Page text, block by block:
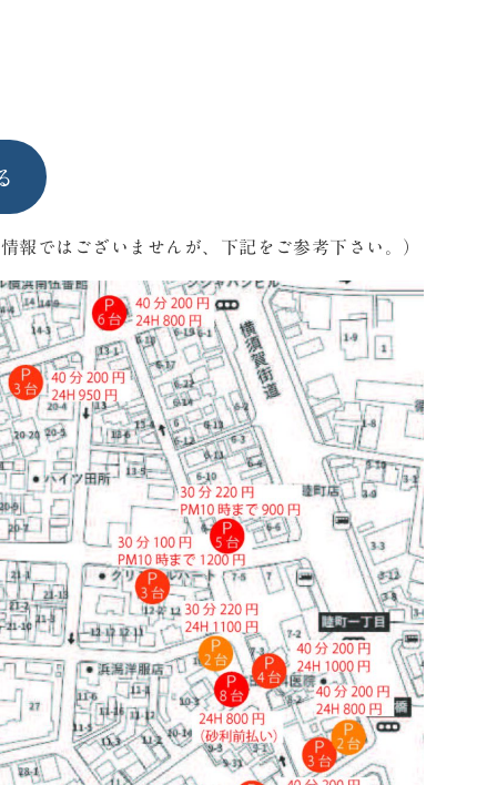
報ではございませんが、下記をご参考下さい。）